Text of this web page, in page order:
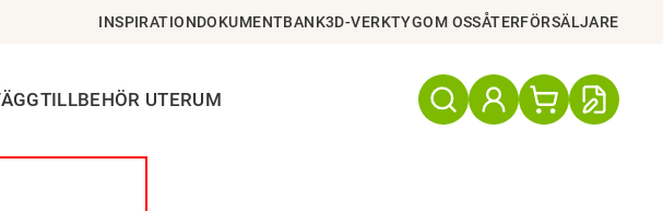
INSPIRATIONDOKUMENTBANK3D-VERKTYGOM OSSÅTERFÖRSÄLJARE
TILLBEHÖR UTERUM